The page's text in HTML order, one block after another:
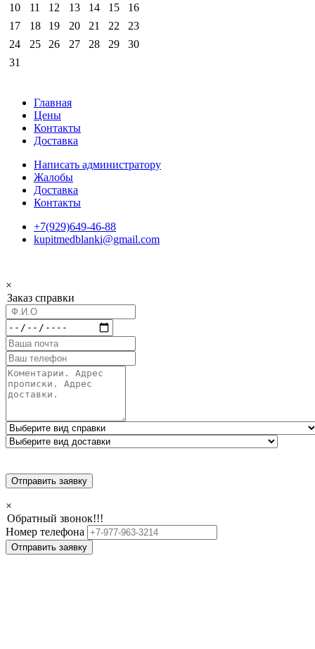
10
11 12 13 14 15
16
17
18 19 20 21 22
23
24
25 26 27 28 29
30
31
Главная
Цены
Контакты
Доставка
Написать администратору
Жалобы
Доставка
Контакты
+7(929)649-46-88
kupitmedblanki@gmail.com
×
Заказ справки
Отправить заявку
×
Обратный звонок!!!
Номер телефона
Отправить заявку